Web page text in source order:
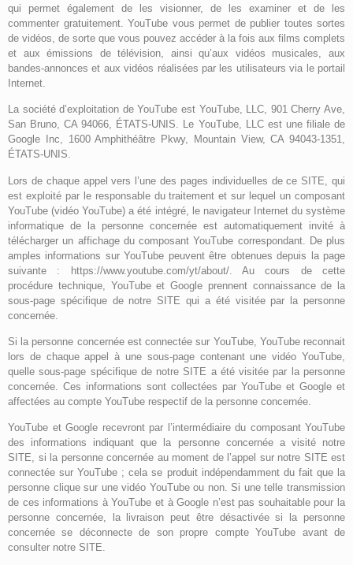
qui permet également de les visionner, de les examiner et de les
commenter gratuitement. YouTube vous permet de publier toutes sortes
de vidéos, de sorte que vous pouvez accéder à la fois aux films complets
et aux émissions de télévision, ainsi qu’aux vidéos musicales, aux
bandes-annonces et aux vidéos réalisées par les utilisateurs via le portail
Internet.
La société d’exploitation de YouTube est YouTube, LLC, 901 Cherry Ave,
San Bruno, CA 94066, ÉTATS-UNIS. Le YouTube, LLC est une filiale de
Google Inc, 1600 Amphithéâtre Pkwy, Mountain View, CA 94043-1351,
ÉTATS-UNIS.
Lors de chaque appel vers l’une des pages individuelles de ce SITE, qui
est exploité par le responsable du traitement et sur lequel un composant
YouTube (vidéo YouTube) a été intégré, le navigateur Internet du système
informatique de la personne concernée est automatiquement invité à
télécharger un affichage du composant YouTube correspondant. De plus
amples informations sur YouTube peuvent être obtenues depuis la page
suivante : https://www.youtube.com/yt/about/. Au cours de cette
procédure technique, YouTube et Google prennent connaissance de la
sous-page spécifique de notre SITE qui a été visitée par la personne
concernée.
Si la personne concernée est connectée sur YouTube, YouTube reconnait
lors de chaque appel à une sous-page contenant une vidéo YouTube,
quelle sous-page spécifique de notre SITE a été visitée par la personne
concernée. Ces informations sont collectées par YouTube et Google et
affectées au compte YouTube respectif de la personne concernée.
YouTube et Google recevront par l’intermédiaire du composant YouTube
des informations indiquant que la personne concernée a visité notre
SITE, si la personne concernée au moment de l’appel sur notre SITE est
connectée sur YouTube ; cela se produit indépendamment du fait que la
personne clique sur une vidéo YouTube ou non. Si une telle transmission
de ces informations à YouTube et à Google n’est pas souhaitable pour la
personne concernée, la livraison peut être désactivée si la personne
concernée se déconnecte de son propre compte YouTube avant de
consulter notre SITE.